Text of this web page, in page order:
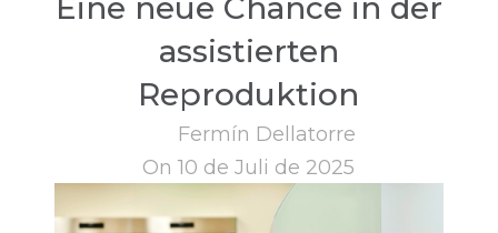
Eine neue Chance in der
assistierten
Reproduktion
Fermín Dellatorre
On 10 de Juli de 2025